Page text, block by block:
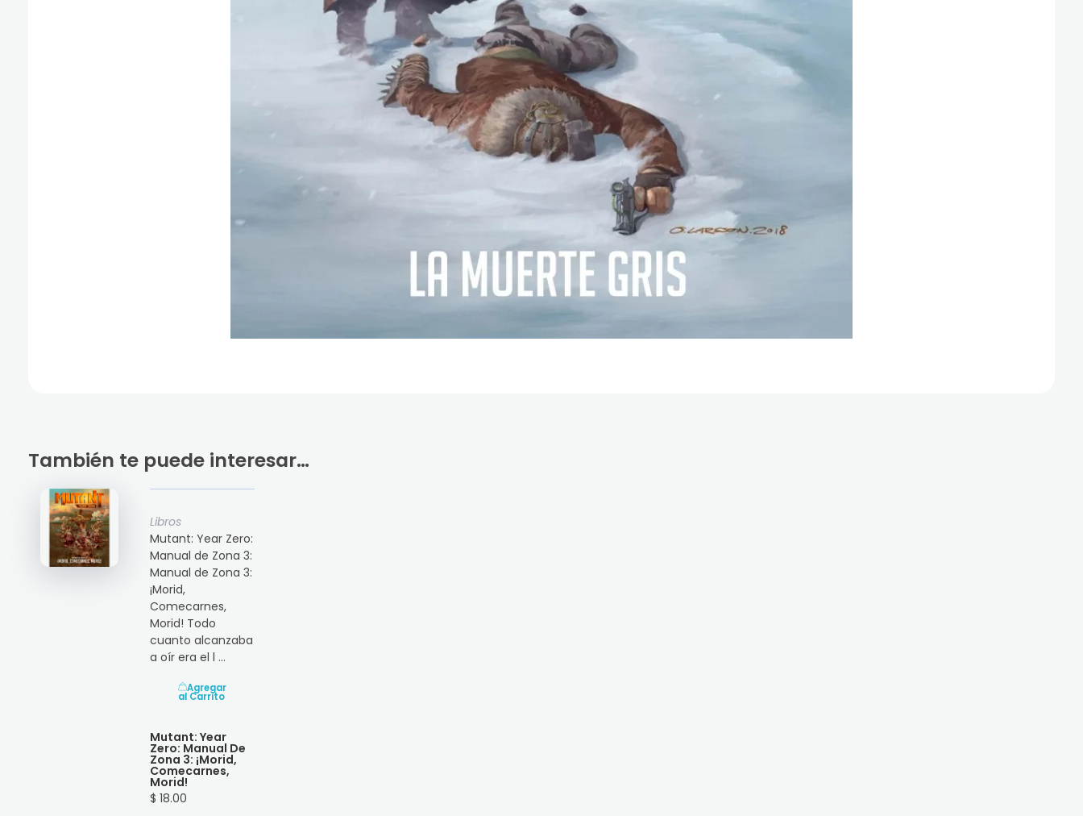
También te puede interesar…
Mutant: Year
Zero: Manual De
Zona 3: ¡Morid,
Comecarnes,
Morid!
$ 18.00
Libros
Mutant: Year Zero:
Manual de Zona 3:
Manual de Zona 3:
¡Morid,
Comecarnes,
Morid! Todo
cuanto alcanzaba
a oír era el l ...
Agregar
al Carrito